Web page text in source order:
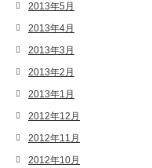
2013年5月
2013年4月
2013年3月
2013年2月
2013年1月
2012年12月
2012年11月
2012年10月